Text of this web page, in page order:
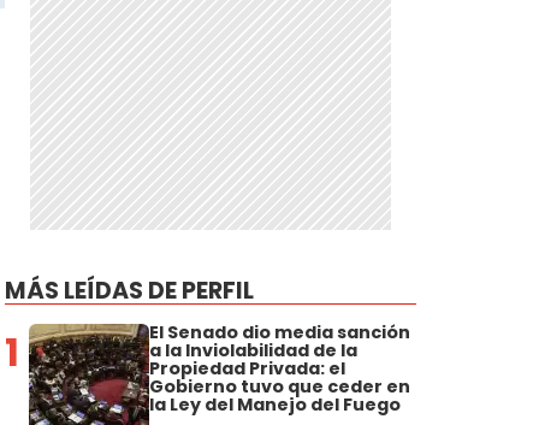
MÁS LEÍDAS DE PERFIL
1 El Senado dio media sanción
a la Inviolabilidad de la
Propiedad Privada: el
Gobierno tuvo que ceder en
la Ley del Manejo del Fuego